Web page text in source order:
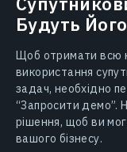
Будуть
Щоб отримати всю
використання
задач, необхідно
“Запросити демо”.
рішення, щоб ви
вашого бізнесу.